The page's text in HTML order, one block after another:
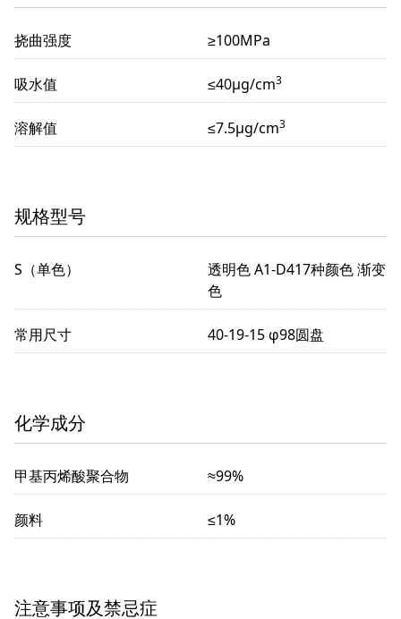
挠曲强度 ≥100MPa
吸水值 ≤40μg/cm3
溶解值 ≤7.5μg/cm3
规格型号
S（单色）
透明色 A1-D417种颜色 渐变
色
常用尺寸 40-19-15 φ98圆盘
化学成分
甲基丙烯酸聚合物 ≈99%
颜料 ≤1%
注意事项及禁忌症